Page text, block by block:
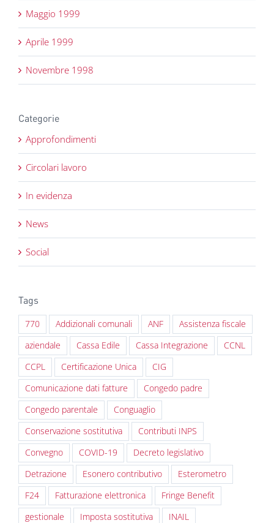
Maggio 1999
Aprile 1999
Novembre 1998
Categorie
Approfondimenti
Circolari lavoro
In evidenza
News
Social
Tags
770 Addizionali comunali ANF
Assistenza fiscale
aziendale
Cassa Edile Cassa Integrazione
CCNL
CCPL
Certificazione Unica
CIG
Comunicazione dati fatture
Congedo padre
Congedo parentale
Conguaglio
Conservazione sostitutiva
Contributi INPS
Convegno
COVID-19
Decreto legislativo
Detrazione
Esonero contributivo
Esterometro
F24
Fatturazione elettronica
Fringe Benefit
gestionale
Imposta sostitutiva
INAIL